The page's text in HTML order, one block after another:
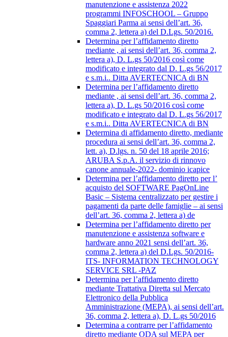
manutenzione e assistenza 2022
programmi INFOSCHOOL – Gruppo
Spaggiari Parma ai sensi dell’art. 36,
comma 2, lettera a) del D.Lgs. 50/2016.
Determina per l’affidamento diretto
mediante , ai sensi dell’art. 36, comma 2,
lettera a), D. L.gs 50/2016 così come
modificato e integrato dal D. L.gs 56/2017
e s.m.i.. Ditta AVERTECNICA di BN
Determina per l’affidamento diretto
mediante , ai sensi dell’art. 36, comma 2,
lettera a), D. L.gs 50/2016 così come
modificato e integrato dal D. L.gs 56/2017
e s.m.i.. Ditta AVERTECNICA di BN
Determina di affidamento diretto, mediante
procedura ai sensi dell’art. 36, comma 2,
lett. a), D.lgs. n. 50 del 18 aprile 2016;
ARUBA S.p.A. il servizio di rinnovo
canone annuale-2022- dominio icapice
Determina per l’affidamento diretto per l’
acquisto del SOFTWARE PagOnLine
Basic – Sistema centralizzato per gestire i
pagamenti da parte delle famiglie – ai sensi
dell’art. 36, comma 2, lettera a) de
Determina per l’affidamento diretto per
manutenzione e assistenza software e
hardware anno 2021 sensi dell’art. 36,
comma 2, lettera a) del D.Lgs. 50/2016-
ITS- INFORMATION TECHNOLOGY
SERVICE SRL -PAZ
Determina per l’affidamento diretto
mediante Trattativa Diretta sul Mercato
Elettronico della Pubblica
Amministrazione (MEPA), ai sensi dell’art.
36, comma 2, lettera a), D. L.gs 50/2016
Determina a contrarre per l’affidamento
diretto mediante ODA sul MEPA per